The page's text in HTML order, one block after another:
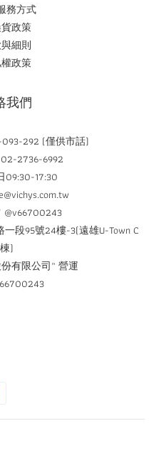
務方式
政策
細則
政策
我們
292 (僅供市話)
2736-6992
17:30
段95號24樓-3(遠雄U-Town C
棟)
有限公司” 營運